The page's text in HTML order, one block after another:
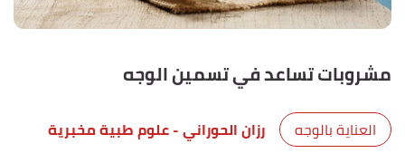
مشروبات تساعد في تسمين الوجه
العناية بالوجه رزان الحوراني- علوم طبية مخبرية